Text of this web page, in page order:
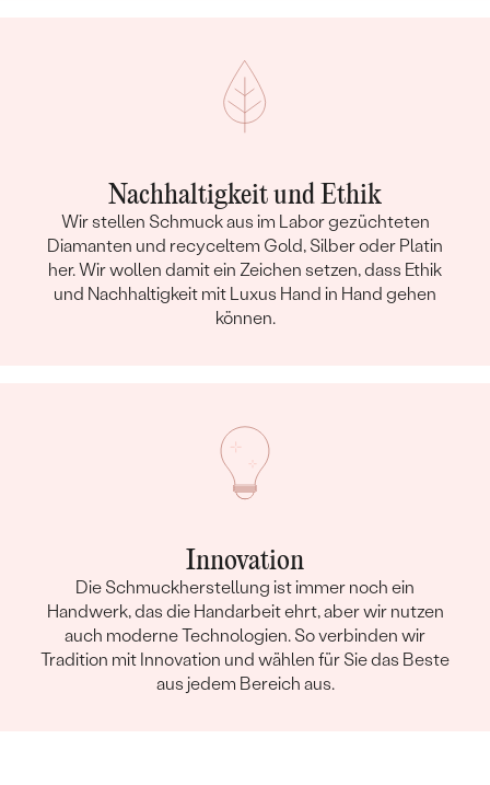
Nachhaltigkeit und Ethik
Wir stellen Schmuck aus im Labor gezüchteten
Diamanten und recyceltem Gold, Silber oder Platin
her. Wir wollen damit ein Zeichen setzen, dass Ethik
und Nachhaltigkeit mit Luxus Hand in Hand gehen
können.
Innovation
Die Schmuckherstellung ist immer noch ein
Handwerk, das die Handarbeit ehrt, aber wir nutzen
auch moderne Technologien. So verbinden wir
Tradition mit Innovation und wählen für Sie das Beste
aus jedem Bereich aus.